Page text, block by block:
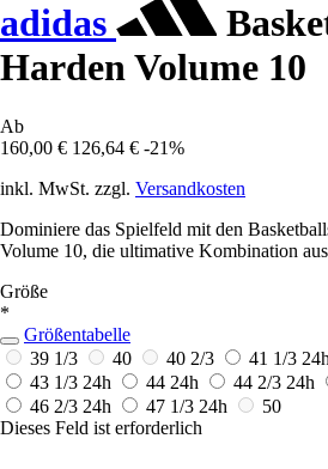
adidas
Harden Volume 10
Ab
160,00 € 126,64 € -21%
inkl. MwSt. zzgl. Versandkosten
Dominiere das Spielfeld mit den
Volume 10, die ultimative Kombination
Größe
*
Größentabelle
39 1/3
40 40 2/3 41 1/3 24h
43 1/3 24h 44 24h 44 2/3 24h
46 2/3 24h 47 1/3 24h
50
Dieses Feld ist erforderlich